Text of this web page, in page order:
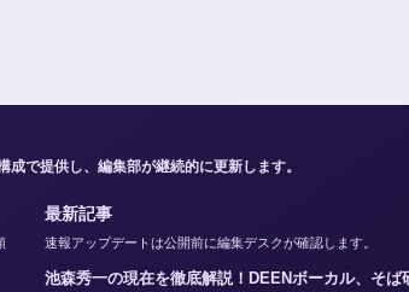
最新記事
速報アップデートは公開前に編集デスクが確認します。